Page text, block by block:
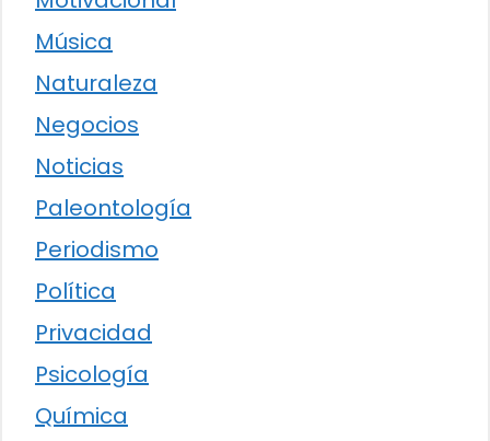
Música
Naturaleza
Negocios
Noticias
Paleontología
Periodismo
Política
Privacidad
Psicología
Química